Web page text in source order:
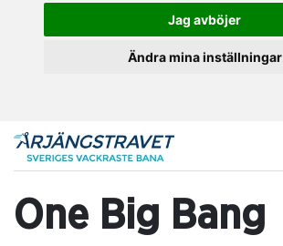
Jag avböjer
Ändra mina inställningar
One Big Bang